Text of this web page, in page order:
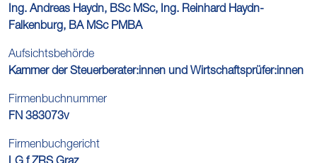
Ing. Andreas Haydn, BSc MSc, Ing. Reinhard Haydn-
Falkenburg, BA MSc PMBA
Aufsichtsbehörde
Kammer der Steuerberater:innen und Wirtschaftsprüfer:innen
Firmenbuchnummer
FN 383073v
Firmenbuchgericht